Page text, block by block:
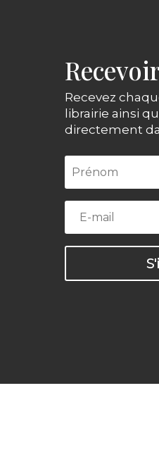
Recevez
librairie ainsi
directement